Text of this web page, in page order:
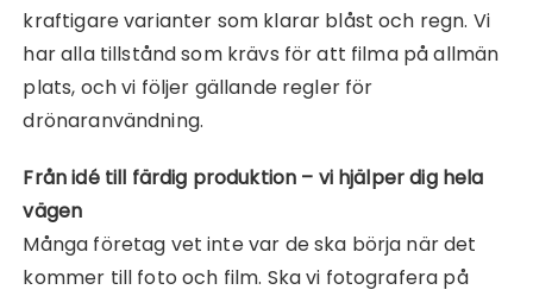
kraftigare varianter som klarar blåst och regn. Vi
har alla tillstånd som krävs för att filma på allmän
plats, och vi följer gällande regler för
drönaranvändning.
Från idé till färdig produktion – vi hjälper dig hela
vägen
Många företag vet inte var de ska börja när det
kommer till foto och film. Ska vi fotografera på